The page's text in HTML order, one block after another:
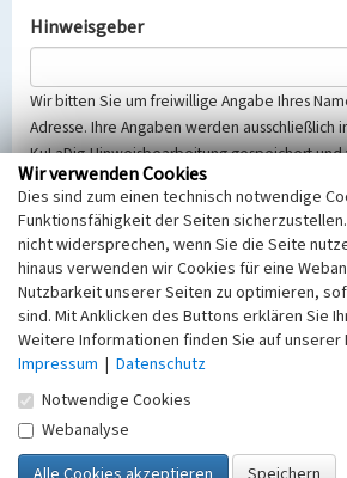
Hinweisgeber
Wir bitten Sie um freiwillige Angabe Ihres
Adresse. Ihre Angaben werden ausschließlich
KuLaDig-Hinweisbearbeitung gespeichert
Selbstverständlich werden diese
Telemediengesetzes, des
dem 25.05.2018 gültigen Europäischen
(EU-DSGVO) vertraulich behandelt, beachten
Hinweise zumDatenschutz
Nachricht
SicherheitsabfrageTragen Sie unten das
Wir verwenden Cookies
Dies sind zum einen technisch notwendige
Funktionsfähigkeit der Seiten
nicht widersprechen, wenn Sie die Seite
hinaus verwenden wir Cookies für eine
Nutzbarkeit unserer Seiten zu optimieren,
sind. Mit Anklicken des Buttons erklären Sie
Weitere Informationen finden Sie auf
Impressum | Datenschutz
Notwendige Cookies
Webanalyse